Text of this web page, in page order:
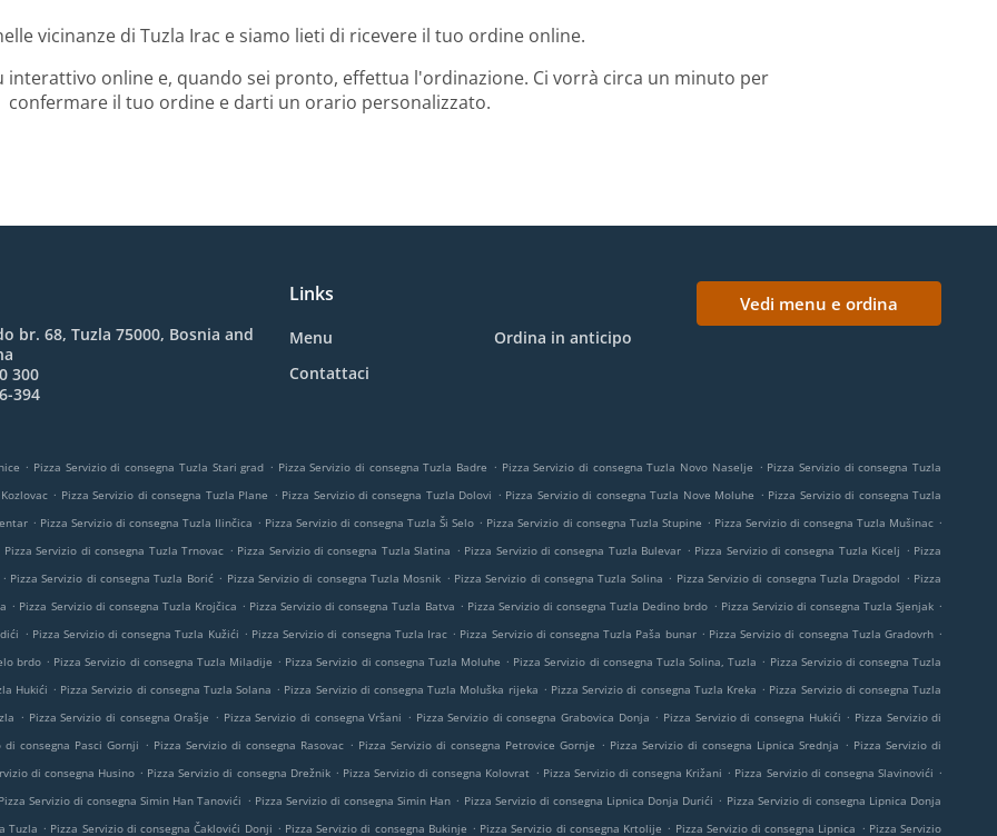
vicinanze di Tuzla Irac e siamo lieti di ricevere il tuo ordine online.
interattivo online e, quando sei pronto, effettua l'ordinazione. Ci vorrà circa un minuto per
confermare il tuo ordine e darti un orario personalizzato.
br. 68, Tuzla 75000, Bosnia and
300
394
Links
Menu
Ordina in anticipo
Contattaci
Vedi menu e ordina
. Pizza Servizio di consegna Tuzla Stari grad . Pizza Servizio di consegna Tuzla Badre . Pizza Servizio di consegna Tuzla Novo Naselje . Pizza Servizio di consegna Tuzla
. Pizza Servizio di consegna Tuzla Plane . Pizza Servizio di consegna Tuzla Dolovi . Pizza Servizio di consegna Tuzla Nove Moluhe . Pizza Servizio di consegna Tuzla
. Pizza Servizio di consegna Tuzla Ilinčica . Pizza Servizio di consegna Tuzla Ši Selo . Pizza Servizio di consegna Tuzla Stupine . Pizza Servizio di consegna Tuzla Mušinac .
Pizza Servizio di consegna Tuzla Trnovac . Pizza Servizio di consegna Tuzla Slatina . Pizza Servizio di consegna Tuzla Bulevar . Pizza Servizio di consegna Tuzla Kicelj . Pizza
. Pizza Servizio di consegna Tuzla Borić . Pizza Servizio di consegna Tuzla Mosnik . Pizza Servizio di consegna Tuzla Solina . Pizza Servizio di consegna Tuzla Dragodol . Pizza
. Pizza Servizio di consegna Tuzla Krojčica . Pizza Servizio di consegna Tuzla Batva . Pizza Servizio di consegna Tuzla Dedino brdo . Pizza Servizio di consegna Tuzla Sjenjak .
. Pizza Servizio di consegna Tuzla Kužići . Pizza Servizio di consegna Tuzla Irac . Pizza Servizio di consegna Tuzla Paša bunar . Pizza Servizio di consegna Tuzla Gradovrh .
brdo . Pizza Servizio di consegna Tuzla Miladije . Pizza Servizio di consegna Tuzla Moluhe . Pizza Servizio di consegna Tuzla Solina, Tuzla . Pizza Servizio di consegna Tuzla
Hukići . Pizza Servizio di consegna Tuzla Solana . Pizza Servizio di consegna Tuzla Moluška rijeka . Pizza Servizio di consegna Tuzla Kreka . Pizza Servizio di consegna Tuzla
. Pizza Servizio di consegna Orašje . Pizza Servizio di consegna Vršani . Pizza Servizio di consegna Grabovica Donja . Pizza Servizio di consegna Hukići . Pizza Servizio di
di consegna Pasci Gornji . Pizza Servizio di consegna Rasovac . Pizza Servizio di consegna Petrovice Gornje . Pizza Servizio di consegna Lipnica Srednja . Pizza Servizio di
di consegna Husino . Pizza Servizio di consegna Drežnik . Pizza Servizio di consegna Kolovrat . Pizza Servizio di consegna Križani . Pizza Servizio di consegna Slavinovići .
Servizio di consegna Simin Han Tanovići . Pizza Servizio di consegna Simin Han . Pizza Servizio di consegna Lipnica Donja Durići . Pizza Servizio di consegna Lipnica Donja
Tuzla . Pizza Servizio di consegna Čaklovići Donji . Pizza Servizio di consegna Bukinje . Pizza Servizio di consegna Krtolije . Pizza Servizio di consegna Lipnica . Pizza Servizio